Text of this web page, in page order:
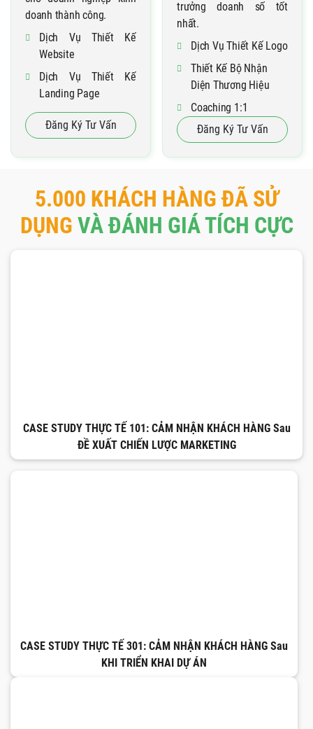
doanh thành công.
Dịch Vụ Thiết Kế
Website
Dịch Vụ Thiết Kế
Landing Page
Dịch Vụ Chăm Sóc
Website
Đăng Ký Tư Vấn
trưởng doanh số tốt
nhất.
Dịch Vụ Thiết Kế Logo
Thiết Kế Bộ Nhận
Diện Thương Hiệu
Coaching 1:1
Đăng Ký Tư Vấn
5.000 KHÁCH HÀNG ĐÃ SỬ
DỤNG VÀ ĐÁNH GIÁ TÍCH CỰC
CASE STUDY THỰC TẾ 101: CẢM NHẬN KHÁCH HÀNG Sau
ĐỀ XUẤT CHIẾN LƯỢC MARKETING
CASE STUDY THỰC TẾ 301: CẢM NHẬN KHÁCH HÀNG Sau
KHI TRIỂN KHAI DỰ ÁN